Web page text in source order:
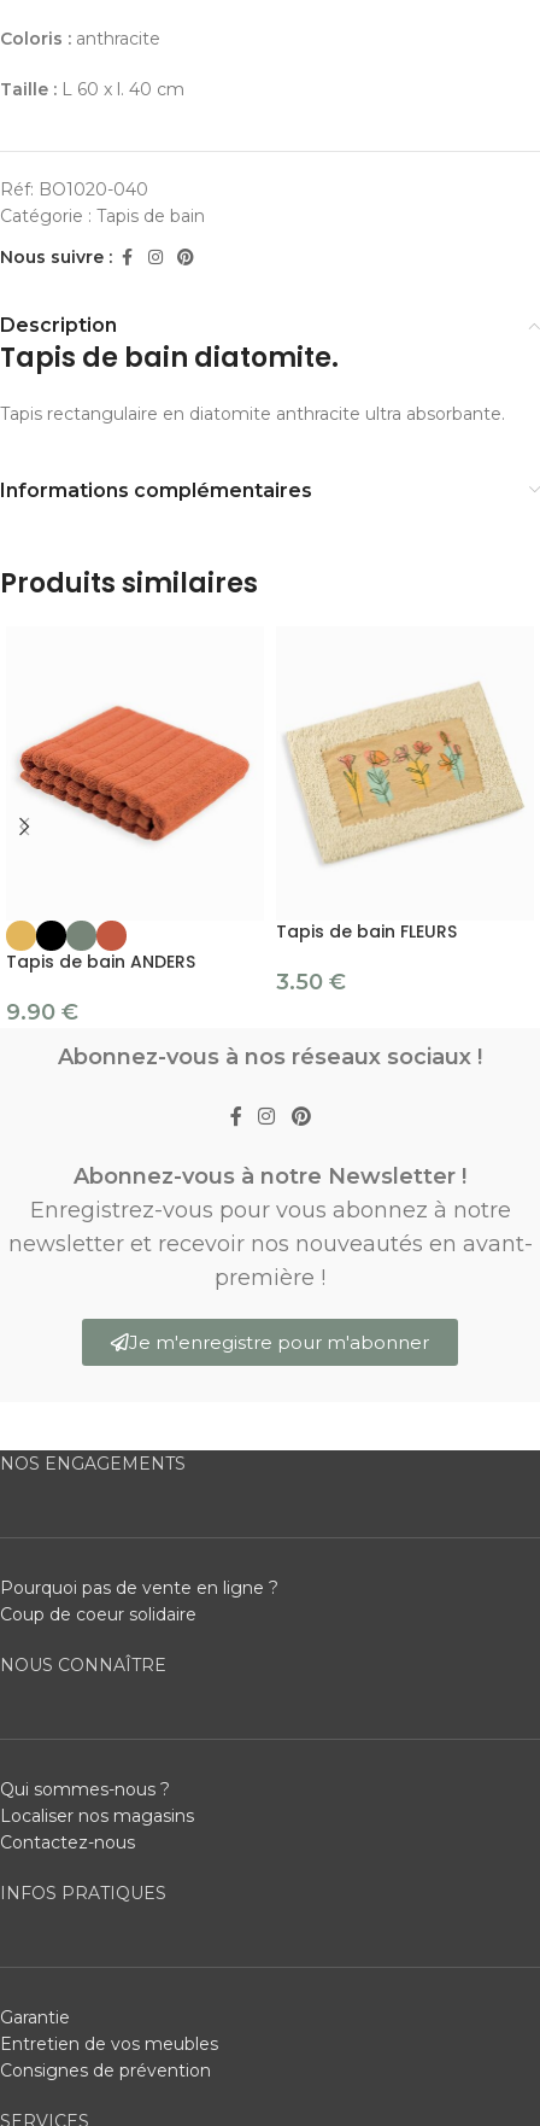
Coloris : anthracite
Taille : L 60 x l. 40 cm
Réf: BO1020-040
Catégorie : Tapis de bain
Nous suivre :
Description
Tapis de bain diatomite.
Tapis rectangulaire en diatomite anthracite ultra absorbante.
Informations complémentaires
Produits similaires
Tapis de bain ANDERS
9.90 €
Tapis de bain FLEURS
3.50 €
Abonnez-vous à nos réseaux sociaux !
Abonnez-vous à notre Newsletter !
Enregistrez-vous pour vous abonnez à notre
newsletter et recevoir nos nouveautés en avant-
première !
Je m'enregistre pour m'abonner
NOS ENGAGEMENTS
Pourquoi pas de vente en ligne ?
Coup de coeur solidaire
NOUS CONNAÎTRE
Qui sommes-nous ?
Localiser nos magasins
Contactez-nous
INFOS PRATIQUES
Garantie
Entretien de vos meubles
Consignes de prévention
SERVICES